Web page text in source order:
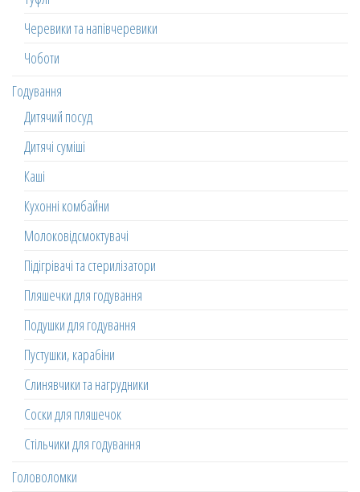
Черевики та напівчеревики
Чоботи
Годування
Дитячий посуд
Дитячі суміші
Каші
Кухонні комбайни
Молоковідсмоктувачі
Підігрівачі та стерилізатори
Пляшечки для годування
Подушки для годування
Пустушки, карабіни
Слинявчики та нагрудники
Соски для пляшечок
Стільчики для годування
Головоломки